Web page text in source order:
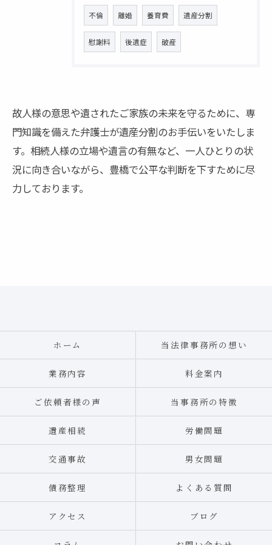
不倫 離婚 養育費 遺産分割
慰謝料 後遺症 破産
故人様の意思や遺されたご家族の未来を守るために、専
門知識を備えた弁護士が遺産分割のお手伝いをいたしま
す。相続人様の立場や遺言の有無など、一人ひとりの状
況に向き合いながら、豊橋で公平な判断を下すために尽
力しております。
ホーム 当法律事務所の想い
業務内容 料金案内
ご依頼者様の声 当事務所の特徴
遺産相続 労働問題
交通事故 男女問題
債務整理 よくある質問
アクセス ブログ